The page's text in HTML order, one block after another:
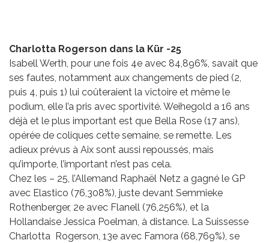
Charlotta Rogerson dans la Kür -25
Isabell Werth, pour une fois 4e avec 84,896%, savait que
ses fautes, notamment aux changements de pied (2,
puis 4, puis 1) lui coûteraient la victoire et même le
podium, elle l’a pris avec sportivité. Weihegold a 16 ans
déjà et le plus important est que Bella Rose (17 ans),
opérée de coliques cette semaine, se remette. Les
adieux prévus à Aix sont aussi repoussés, mais
qu’importe, l’important n’est pas cela.
Chez les – 25, l’Allemand Raphaël Netz a gagné le GP
avec Elastico (76,308%), juste devant Semmieke
Rothenberger, 2e avec Flanell (76,256%), et la
Hollandaise Jessica Poelman, à distance. La Suissesse
Charlotta Rogerson, 13e avec Famora (68,769%), se